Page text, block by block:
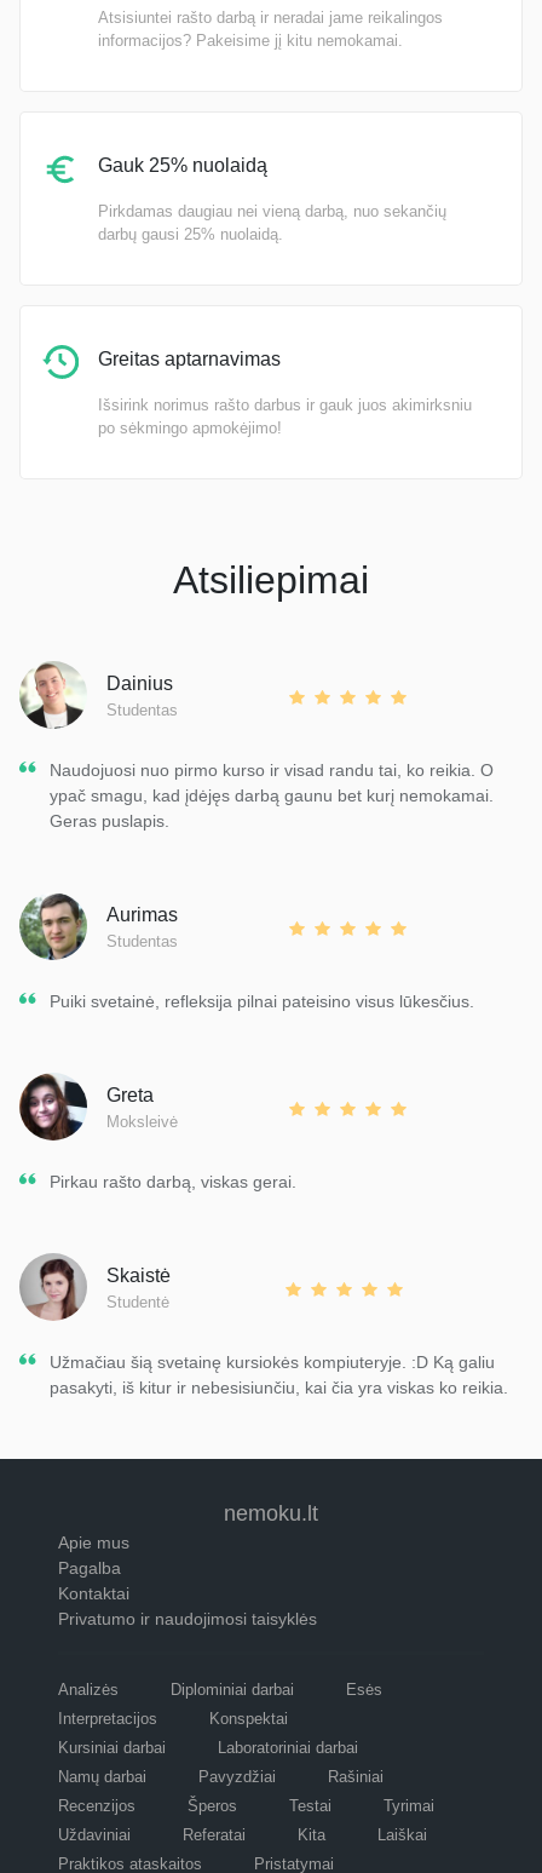
Atsisiuntei rašto darbą ir neradai jame reikalingos
informacijos? Pakeisime jį kitu nemokamai.
Gauk 25% nuolaidą
Pirkdamas daugiau nei vieną darbą, nuo sekančių
darbų gausi 25% nuolaidą.
Greitas aptarnavimas
Išsirink norimus rašto darbus ir gauk juos akimirksniu
po sėkmingo apmokėjimo!
Atsiliepimai
Dainius
Studentas
Naudojuosi nuo pirmo kurso ir visad randu tai, ko reikia. O
ypač smagu, kad įdėjęs darbą gaunu bet kurį nemokamai.
Geras puslapis.
Aurimas
Studentas
Puiki svetainė, refleksija pilnai pateisino visus lūkesčius.
Greta
Moksleivė
Pirkau rašto darbą, viskas gerai.
Skaistė
Studentė
Užmačiau šią svetainę kursiokės kompiuteryje. :D Ką galiu
pasakyti, iš kitur ir nebesisiunčiu, kai čia yra viskas ko reikia.
nemoku.lt
Apie mus
Pagalba
Kontaktai
Privatumo ir naudojimosi taisyklės
Analizės Diplominiai darbai
Esės
Interpretacijos
Konspektai
Kursiniai darbai
Laboratoriniai darbai
Namų darbai
Pavyzdžiai
Rašiniai
Recenzijos
Šperos Testai
Tyrimai
Uždaviniai
Referatai Kita
Laiškai
Praktikos ataskaitos
Pristatymai